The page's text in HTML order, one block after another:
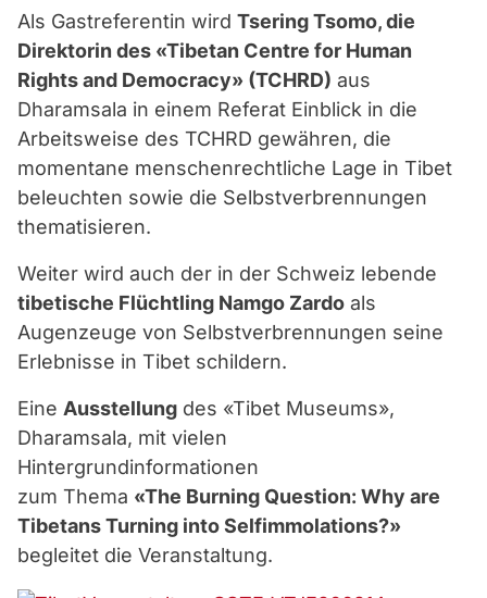
Als Gastreferentin wird Tsering Tsomo, die
Direktorin des «Tibetan Centre for Human
Rights and Democracy» (TCHRD) aus
Dharamsala in einem Referat Einblick in die
Arbeitsweise des TCHRD gewähren, die
momentane menschenrechtliche Lage in Tibet
beleuchten sowie die Selbstverbrennungen
thematisieren.
Weiter wird auch der in der Schweiz lebende
tibetische Flüchtling Namgo Zardo als
Augenzeuge von Selbstverbrennungen seine
Erlebnisse in Tibet schildern.
Eine Ausstellung des «Tibet Museums»,
Dharamsala, mit vielen
Hintergrundinformationen
zum Thema «The Burning Question: Why are
Tibetans Turning into Selfimmolations?»
begleitet die Veranstaltung.